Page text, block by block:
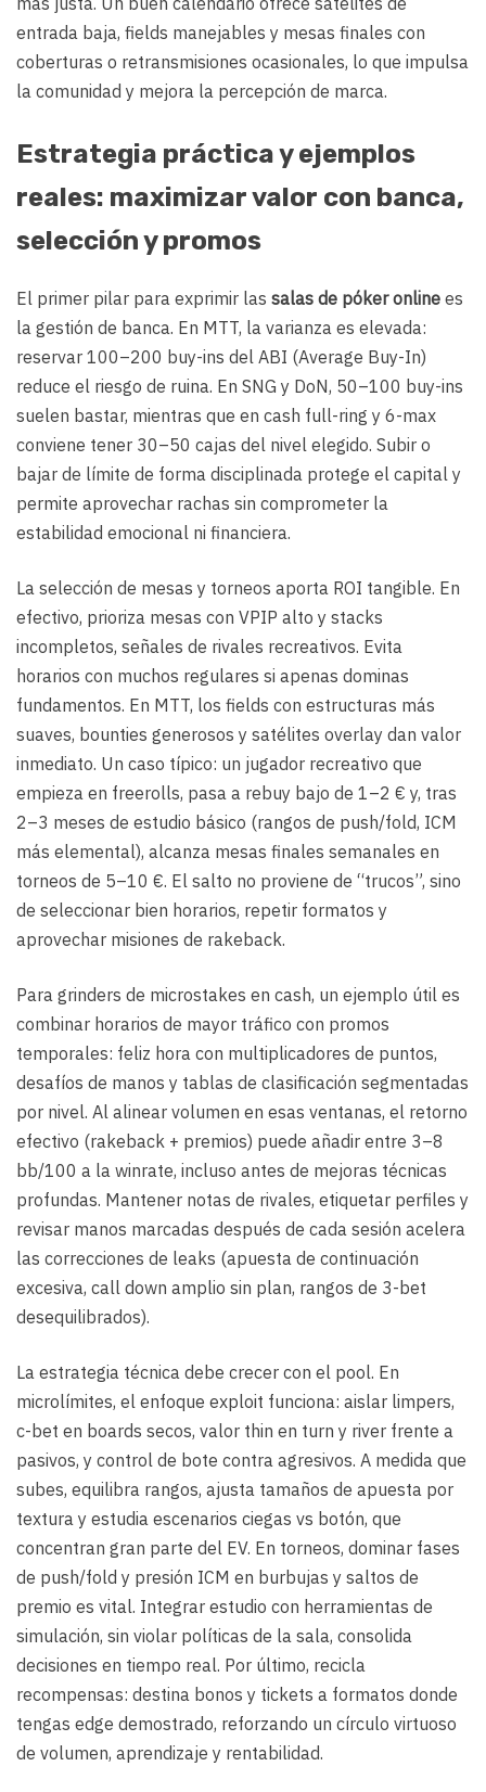
entrada baja, fields manejables y mesas finales con
coberturas o retransmisiones ocasionales, lo que impulsa
la comunidad y mejora la percepción de marca.
Estrategia práctica y ejemplos
reales: maximizar valor con banca,
selección y promos
El primer pilar para exprimir las salas de póker online es
la gestión de banca. En MTT, la varianza es elevada:
reservar 100–200 buy-ins del ABI (Average Buy-In)
reduce el riesgo de ruina. En SNG y DoN, 50–100 buy-ins
suelen bastar, mientras que en cash full-ring y 6-max
conviene tener 30–50 cajas del nivel elegido. Subir o
bajar de límite de forma disciplinada protege el capital y
permite aprovechar rachas sin comprometer la
estabilidad emocional ni financiera.
La selección de mesas y torneos aporta ROI tangible. En
efectivo, prioriza mesas con VPIP alto y stacks
incompletos, señales de rivales recreativos. Evita
horarios con muchos regulares si apenas dominas
fundamentos. En MTT, los fields con estructuras más
suaves, bounties generosos y satélites overlay dan valor
inmediato. Un caso típico: un jugador recreativo que
empieza en freerolls, pasa a rebuy bajo de 1–2 € y, tras
2–3 meses de estudio básico (rangos de push/fold, ICM
más elemental), alcanza mesas finales semanales en
torneos de 5–10 €. El salto no proviene de “trucos”, sino
de seleccionar bien horarios, repetir formatos y
aprovechar misiones de rakeback.
Para grinders de microstakes en cash, un ejemplo útil es
combinar horarios de mayor tráfico con promos
temporales: feliz hora con multiplicadores de puntos,
desafíos de manos y tablas de clasificación segmentadas
por nivel. Al alinear volumen en esas ventanas, el retorno
efectivo (rakeback + premios) puede añadir entre 3–8
bb/100 a la winrate, incluso antes de mejoras técnicas
profundas. Mantener notas de rivales, etiquetar perfiles y
revisar manos marcadas después de cada sesión acelera
las correcciones de leaks (apuesta de continuación
excesiva, call down amplio sin plan, rangos de 3-bet
desequilibrados).
La estrategia técnica debe crecer con el pool. En
microlímites, el enfoque exploit funciona: aislar limpers,
c-bet en boards secos, valor thin en turn y river frente a
pasivos, y control de bote contra agresivos. A medida que
subes, equilibra rangos, ajusta tamaños de apuesta por
textura y estudia escenarios ciegas vs botón, que
concentran gran parte del EV. En torneos, dominar fases
de push/fold y presión ICM en burbujas y saltos de
premio es vital. Integrar estudio con herramientas de
simulación, sin violar políticas de la sala, consolida
decisiones en tiempo real. Por último, recicla
recompensas: destina bonos y tickets a formatos donde
tengas edge demostrado, reforzando un círculo virtuoso
de volumen, aprendizaje y rentabilidad.